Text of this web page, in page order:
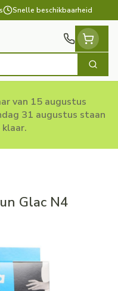
Snelle beschikbaarheid
Zoek
van 15 augustus
31 augustus staan
Glac N4